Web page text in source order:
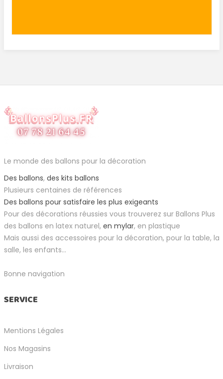
Le monde des ballons pour la décoration
Des ballons, des kits ballons
Plusieurs centaines de références
Des ballons pour satisfaire les plus exigeants
Pour des décorations réussies vous trouverez sur Ballons Plus
des ballons en latex naturel, en mylar, en plastique
Mais aussi des accessoires pour la décoration, pour la table, la
salle, les enfants...
Bonne navigation
SERVICE
Mentions Légales
Nos Magasins
Livraison